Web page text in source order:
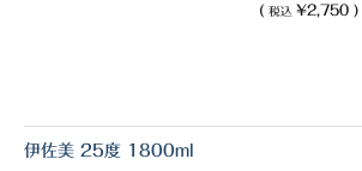
( 税込 ¥2,750 )
伊佐美 25度 1800ml